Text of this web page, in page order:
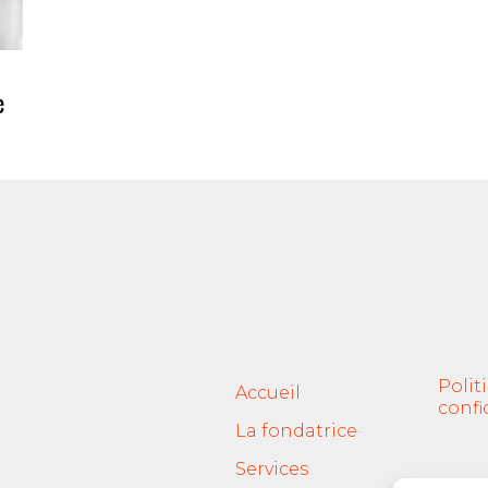
Accueil
La fondatrice
Services